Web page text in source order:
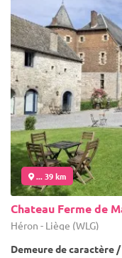
... 39 km
Chateau Ferme de
Héron - Liège (WLG)
Demeure de caractère